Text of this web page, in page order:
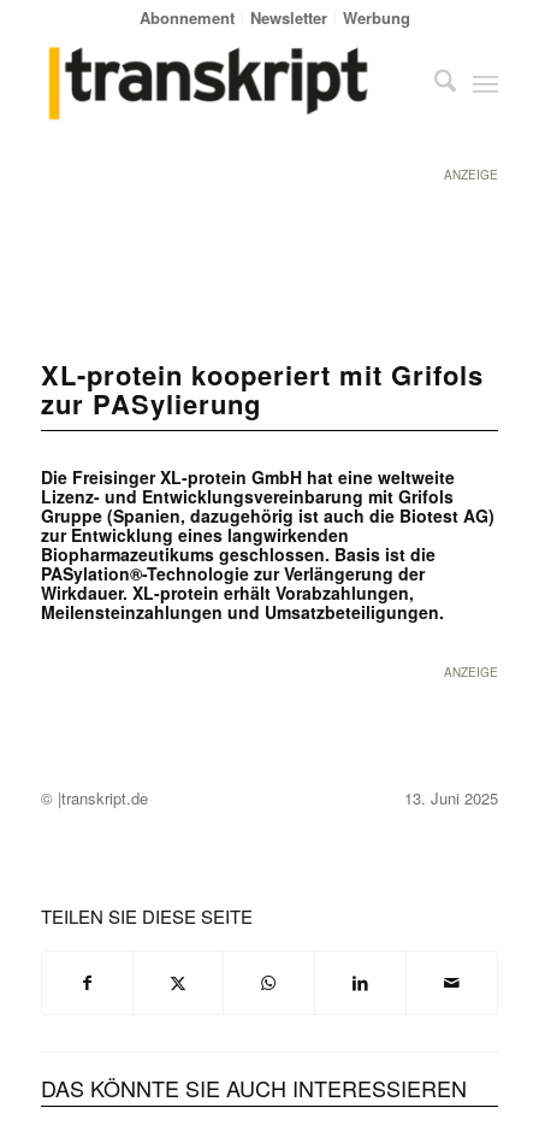
Abonnement Newsletter Werbung
ANZEIGE
XL-protein kooperiert mit Grifols
zur PASylierung
Die Freisinger XL-protein GmbH hat eine weltweite
Lizenz- und Entwicklungsvereinbarung mit Grifols
Gruppe (Spanien, dazugehörig ist auch die Biotest AG)
zur Entwicklung eines langwirkenden
Biopharmazeutikums geschlossen. Basis ist die
PASylation®-Technologie zur Verlängerung der
Wirkdauer. XL-protein erhält Vorabzahlungen,
Meilensteinzahlungen und Umsatzbeteiligungen.
ANZEIGE
© |transkript.de 13. Juni 2025
TEILEN SIE DIESE SEITE
DAS KÖNNTE SIE AUCH INTERESSIEREN